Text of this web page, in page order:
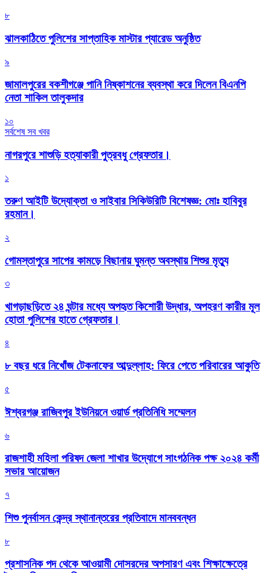
৮
‎ঝালকাঠিতে পুলিশের সাপ্তাহিক মাস্টার প্যারেড অনুষ্ঠিত
৯
জামালপুরের বকশীগঞ্জে পানি নিষ্কাশনের ব্যবস্থা করে দিলেন বিএনপি
নেতা শাকিল তালুকদার
১০
সর্বশেষ সব খবর
নাগরপুরে শাশুড়ি হত্যাকারী পুত্রবধু গ্রেফতার।
১
তরুণ আইটি উদ্যোক্তা ও সাইবার সিকিউরিটি বিশেষজ্ঞ: মোঃ হাবিবুর
রহমান।
২
গোমস্তাপুরে সাপের কামড়ে বিছানায় ঘুমন্ত অবস্থায় শিশুর মৃত্যু
৩
খাগড়াছড়িতে ২৪ ঘন্টার মধ্যে অপহৃত কিশোরী উদ্ধার, অপহরণ কারীর মূল
হোতা পুলিশের হাতে গ্রেফতার।
৪
৮ বছর ধরে নিখোঁজ টেকনাফের আব্দুল্লাহ: ফিরে পেতে পরিবারের আকুতি
৫
ঈশ্বরগঞ্জ রাজিবপুর ইউনিয়নে ওয়ার্ড প্রতিনিধি সম্মেলন
৬
রাজশাহী মহিলা পরিষদ জেলা শাখার উদ্যোগে সাংগঠনিক পক্ষ ২০২৪ কর্মী
সভার আয়োজন
৭
শিশু পুনর্বাসন কেন্দ্র স্থানান্তরের প্রতিবাদে মানববন্ধন
৮
প্রশাসনিক পদ থেকে আওয়ামী দোসরদের অপসারণ এবং শিক্ষাক্ষেত্রে